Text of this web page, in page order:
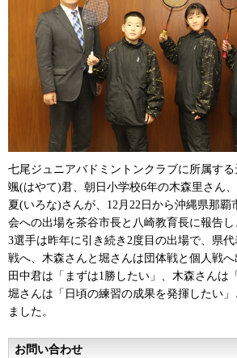
七尾ジュニアバドミントンクラブに所属す
颯(はやて)君、朝日小学校6年の木森里さん
夏(いろな)さんが、12月22日から沖縄県那覇
会への出場を茶谷市長と八崎教育長に報告し
3選手は昨年に引き続き2度目の出場で、県
戦へ、木森さんと堀さんは団体戦と個人戦へ
田中君は「まずは1勝したい」、木森さんは
堀さんは「日頃の練習の成果を発揮したい
ました。
お問い合わせ